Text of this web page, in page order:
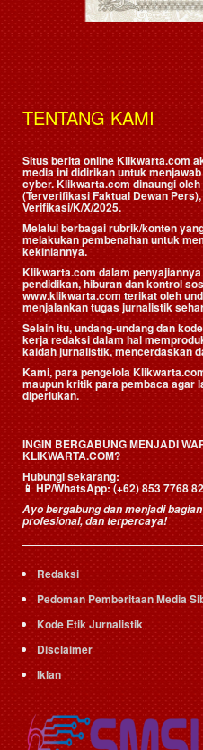
TENTANG KAMI
Situs berita online Klikwarta.com
media ini didirikan untuk
cyber. Klikwarta.com dinaungi oleh
(Terverifikasi Faktual Dewan Pers)
Verifikasi/K/X/2025.
Melalui berbagai rubrik/konten
melakukan pembenahan untuk
kekiniannya.
Klikwarta.com dalam
pendidikan, hiburan dan kontrol
www.klikwarta.com terikat oleh
menjalankan tugas jurnalistik
Selain itu, undang-undang dan
kerja redaksi dalam hal
kaidah jurnalistik, mencerdaskan
Kami, para pengelola
maupun kritik para pembaca agar
diperlukan.
INGIN BERGABUNG MENJADI
KLIKWARTA.COM?
Hubungi sekarang:
📱HP/WhatsApp:(+62) 853 7768
Ayo bergabung dan menjadi
profesional, dan terpercaya!
Redaksi
Pedoman Pemberitaan Media
Kode Etik Jurnalistik
Disclaimer
Iklan